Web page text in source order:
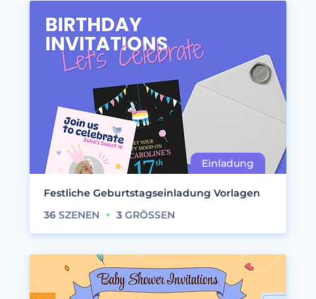
Festliche Geburtstagseinladung Vorlagen
36 SZENEN 3 GRÖSSEN